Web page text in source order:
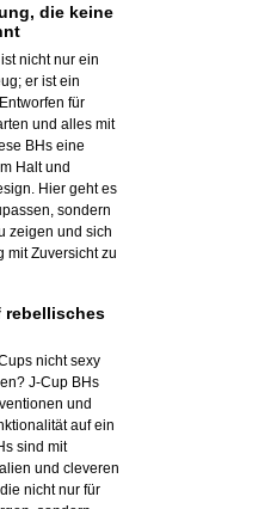
die keine
nicht nur ein
er ist ein
für
und alles mit
BHs eine
Halt und
Hier geht es
sondern
zeigen und sich
mit Zuversicht zu
nicht sexy
J-Cup BHs
und
auf ein
sind mit
und cleveren
nicht nur für